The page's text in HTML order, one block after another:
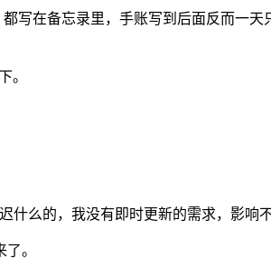
写在备忘录里，手账写到后面反而一
。
什么的，我没有即时更新的需求，影响
。